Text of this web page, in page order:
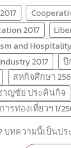
2017
and
2017
ปี
สหกิจศึกษา
าญชัย ประคินกิจ
รท่องเที่ยวฯ 1/
บทความนี้เป็นป